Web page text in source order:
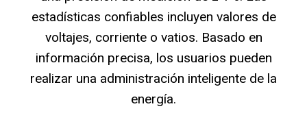
estadísticas confiables incluyen valores de
voltajes, corriente o vatios. Basado en
información precisa, los usuarios pueden
realizar una administración inteligente de la
energía.